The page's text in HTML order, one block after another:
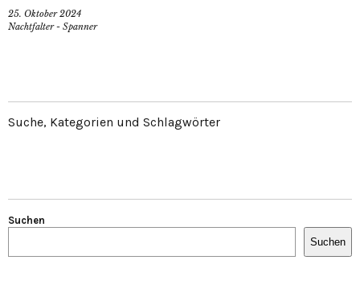
25. Oktober 2024
Nachtfalter - Spanner
Suche, Kategorien und Schlagwörter
Suchen
Suchen